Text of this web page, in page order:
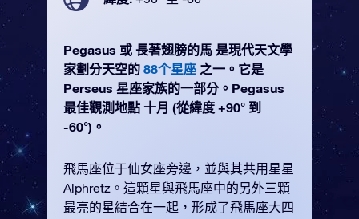
Pegasus 或 長著翅膀的馬 是現代天文學
家劃分天空的 88个星座 之一。它是
Perseus 星座家族的一部分。Pegasus
最佳觀測地點 十月 (從緯度 +90° 到
-60°)。
飛馬座位于仙女座旁邊，並與其共用星星
Alphretz。這顆星與飛馬座中的另外三顆
最亮的星結合在一起，形成了飛馬座大四